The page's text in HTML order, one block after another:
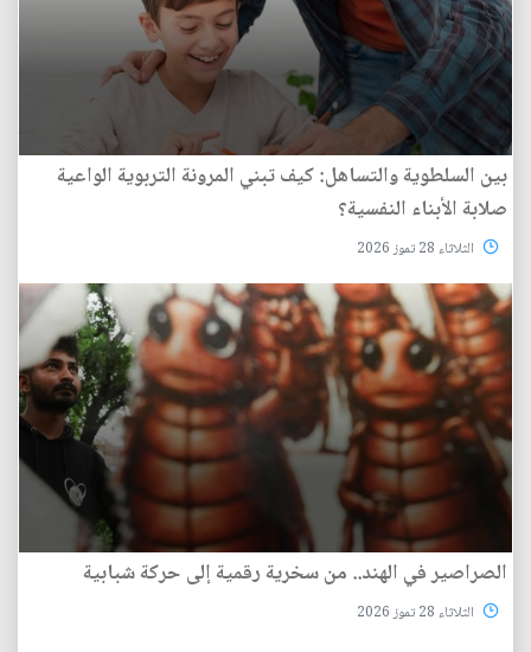
بين السلطوية والتساهل: كيف تبني المرونة التربوية الواعية
صلابة الأبناء النفسية؟
الثلاثاء 28 تموز 2026
الصراصير في الهند.. من سخرية رقمية إلى حركة شبابية
الثلاثاء 28 تموز 2026